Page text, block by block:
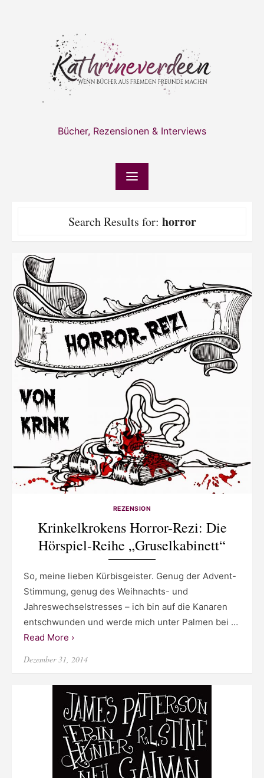
Bücher, Rezensionen & Interviews
Search Results for: horror
REZENSION
Krinkelkrokens Horror-Rezi: Die
Hörspiel-Reihe „Gruselkabinett“
So, meine lieben Kürbisgeister. Genug der Advent-
Stimmung, genug des Weihnachts- und
Jahreswechselstresses – ich bin auf die Kanaren
entschwunden und werde mich unter Palmen bei …
Read More ›
Posted
Dezember 31, 2014